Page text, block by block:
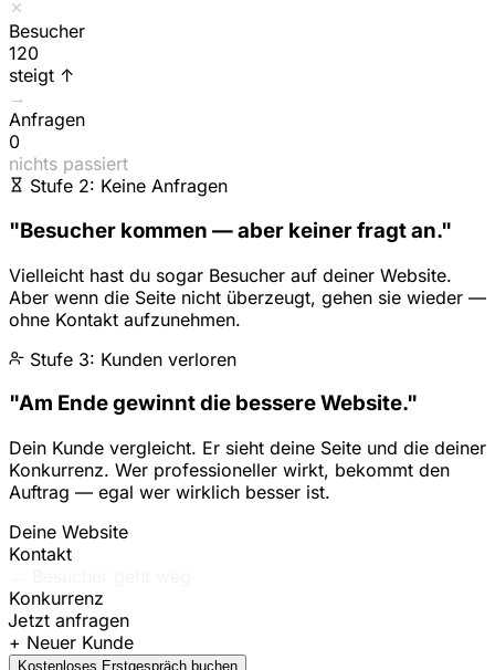
Besucher
150
steigt ↑
→
Anfragen
0
nichts passiert
Stufe 2: Keine Anfragen
"Besucher kommen — aber keiner fragt an."
Vielleicht hast du sogar Besucher auf deiner Website.
Aber wenn die Seite nicht überzeugt, gehen sie wieder —
ohne Kontakt aufzunehmen.
Stufe 3: Kunden verloren
"Am Ende gewinnt die bessere Website."
Dein Kunde vergleicht. Er sieht deine Seite und die deiner
Konkurrenz. Wer professioneller wirkt, bekommt den
Auftrag — egal wer wirklich besser ist.
Deine Website
Kontakt
Konkurrenz
Jetzt anfragen
+ Neuer Kunde
Kostenloses Erstgespräch buchen